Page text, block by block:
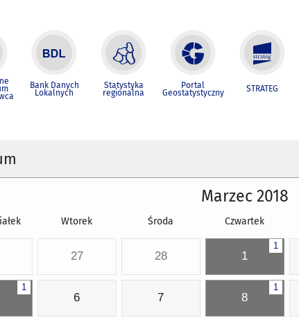
Bank Danych
Lokalnych
Statystyka
regionalna
Portal
Geostatystyczny STRATEG
Marzec 2018
Wtorek Środa Czwartek
27 28
1
1
1
6 7
1
8